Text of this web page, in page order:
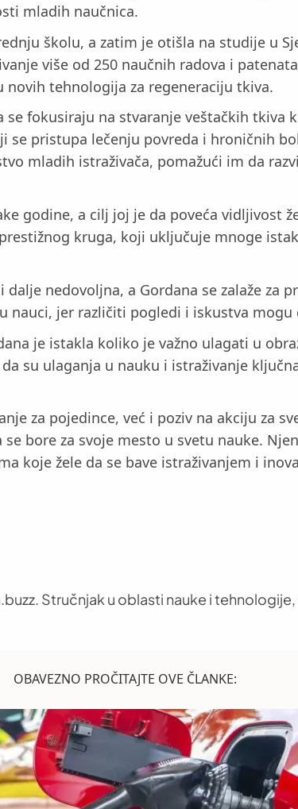
mladih naučnica.
školu, a zatim je otišla na studije u
više od 250 naučnih radova i
tehnologija za regeneraciju tkiva.
fokusiraju na stvaranje veštačkih tkiva
pristupa lečenju povreda i hroničnih
mladih istraživača, pomažući im da
godine, a cilj joj je da poveća
kruga, koji uključuje mnoge
nedovoljna, a Gordana se zalaže za
nauci, jer različiti pogledi i iskustva
je istakla koliko je važno ulagati u
su ulaganja u nauku i istraživanje
za pojedince, već i poziv na akciju za
bore za svoje mesto u svetu nauke.
koje žele da se bave istraživanjem i
Stručnjak u oblasti nauke i
OBAVEZNO PROČITAJTE OVE ČLANKE: